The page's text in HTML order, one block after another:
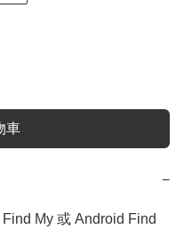
車
−
My 或 Android Find